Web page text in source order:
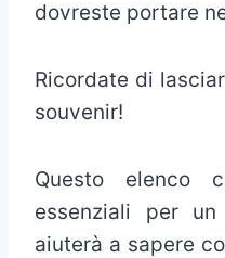
dovreste portare
Ricordate di
souvenir!
Questo elenco
essenziali per
aiuterà a sapere